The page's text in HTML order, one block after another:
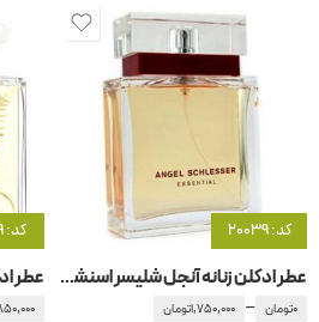
کد: 20039
عطر ادکلن زنانه آنجل شلیسر اسنشیال
0تومان –
1,750,000تومان
کد: 20149
عطر